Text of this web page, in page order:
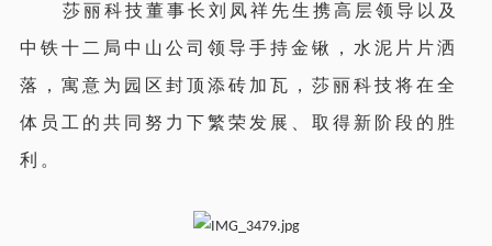
莎丽科技董事长刘凤祥先生携高层领导以及
中铁十二局中山公司领导手持金锹，水泥片片洒
落，寓意为园区封顶添砖加瓦，莎丽科技将在全
体员工的共同努力下繁荣发展、取得新阶段的胜
利。